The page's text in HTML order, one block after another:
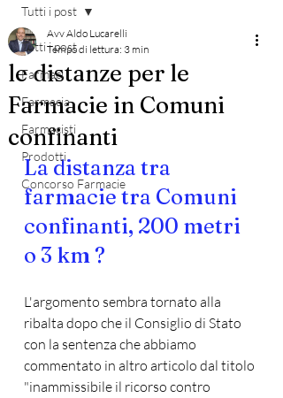
Tutti i post
Farmaci
Farmacia
Farmacisti
Prodotti
Concorso Farmacie
Tutti i post
le distanze per le
Farmacie in Comuni
confinanti
Avv Aldo Lucarelli
Tempo di lettura: 3 min
La distanza tra
farmacie tra Comuni
confinanti, 200 metri
o 3 km ?
L'argomento sembra tornato alla
ribalta dopo che il Consiglio di Stato
con la sentenza che abbiamo
commentato in altro articolo dal titolo
"inammissibile il ricorso contro